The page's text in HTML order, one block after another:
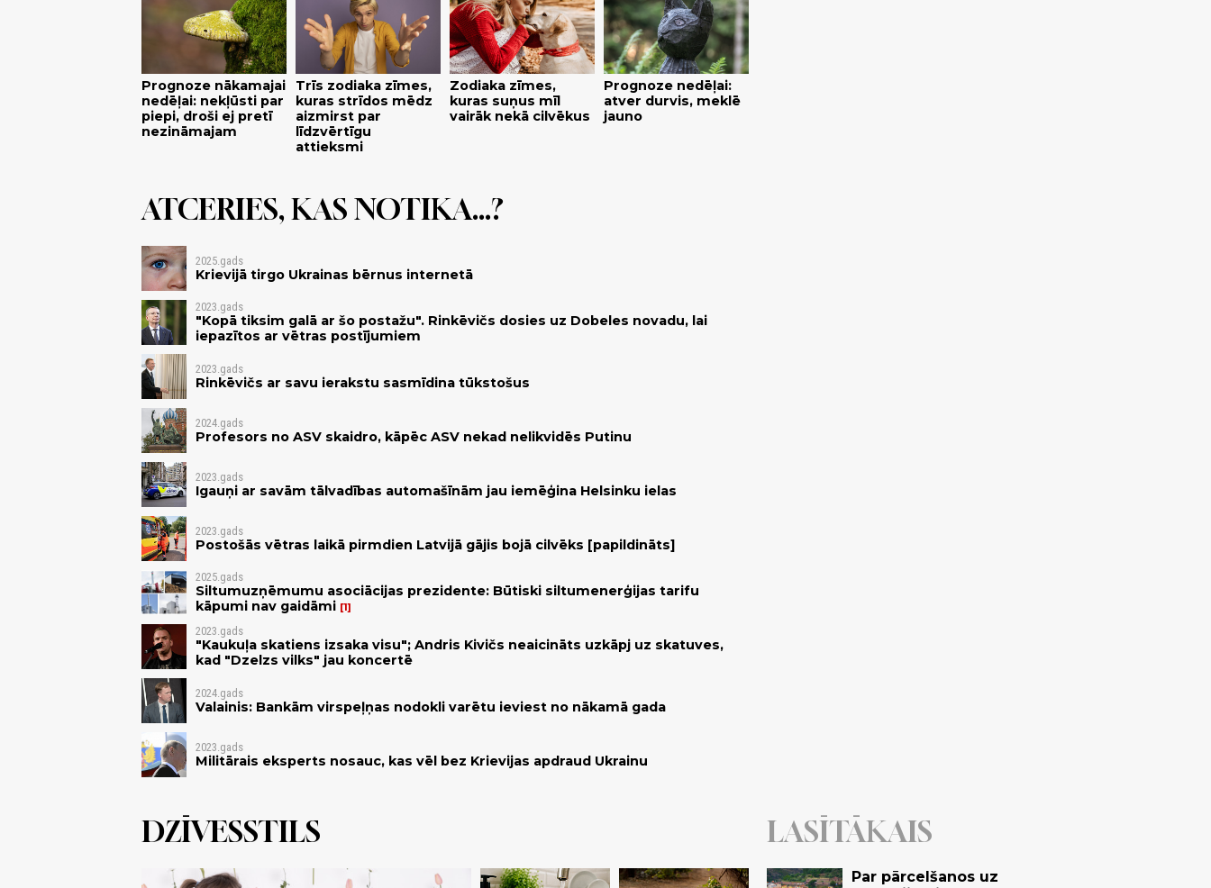
Prognoze nākamajai
nedēļai: nekļūsti par
piepi, droši ej pretī
nezināmajam
Trīs zodiaka zīmes,
kuras strīdos mēdz
aizmirst par
līdzvērtīgu
attieksmi
Zodiaka zīmes,
kuras suņus mīl
vairāk nekā cilvēkus
Prognoze nedēļai:
atver durvis, meklē
jauno
ATCERIES, KAS NOTIKA...?
2025.gads
Krievijā tirgo Ukrainas bērnus internetā
2023.gads
"Kopā tiksim galā ar šo postažu". Rinkēvičs dosies uz Dobeles novadu, lai
iepazītos ar vētras postījumiem
2023.gads
Rinkēvičs ar savu ierakstu sasmīdina tūkstošus
2024.gads
Profesors no ASV skaidro, kāpēc ASV nekad nelikvidēs Putinu
2023.gads
Igauņi ar savām tālvadības automašīnām jau iemēģina Helsinku ielas
2023.gads
Postošās vētras laikā pirmdien Latvijā gājis bojā cilvēks [papildināts]
2025.gads
Siltumuzņēmumu asociācijas prezidente: Būtiski siltumenerģijas tarifu
kāpumi nav gaidāmi 1
2023.gads
"Kaukuļa skatiens izsaka visu"; Andris Kivičs neaicināts uzkāpj uz skatuves,
kad "Dzelzs vilks" jau koncertē
2024.gads
Valainis: Bankām virspeļņas nodokli varētu ieviest no nākamā gada
2023.gads
Militārais eksperts nosauc, kas vēl bez Krievijas apdraud Ukrainu
DZĪVESSTILS LASĪTĀKAIS
Par pārcelšanos uz